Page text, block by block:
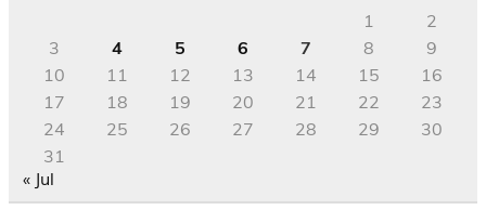
1
2
3
4 5 6 7 8
9
10
11 12 13 14 15
16
17
18 19 20 21 22
23
24
25 26 27 28 29
30
31
« Jul